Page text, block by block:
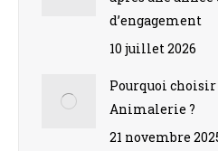
d’engagement
10 juillet 2026
Pourquoi choisir
Animalerie ?
21 novembre